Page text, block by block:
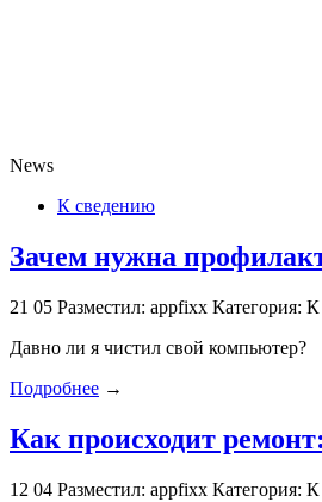
News
К сведению
Зачем нужна
21 05 Разместил: appfixx Категория:
Давно ли я чистил свой компьютер?
Подробнее →
Как происходит ремонт:
12 04 Разместил: appfixx Категория: